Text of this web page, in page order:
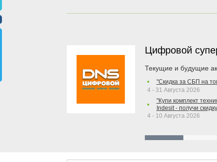
Цифровой
Текущие и будущие
"Скидка за СБП на
4 - 31 Августа 2026
"Купи комплект
Indesit - получи
4 - 10 Августа 2026